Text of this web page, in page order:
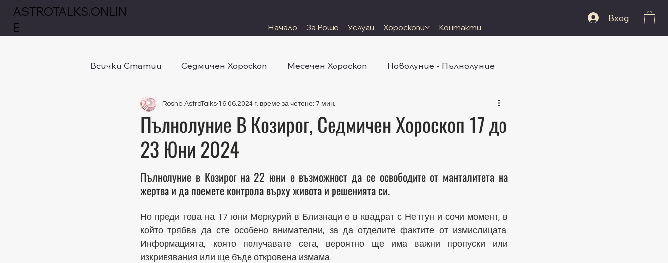
ASTROTALKS.ONLIN
E
Начало За Роше Услуги Хороскопи Контакти
Вход
Всички Статии Седмичен Хороскоп Месечен Хороскоп Новолуние - Пълнолуние
Пълнолуние В Козирог, Седмичен Хороскоп 17 до
23 Юни 2024
Roshe AstroTalks 16.06.2024 г. време за четене: 7 мин.
Пълнолуние в Козирог на 22 юни е възможност да се освободите от манталитета на
жертва и да поемете контрола върху живота и решенията си.
Но преди това на 17 юни Меркурий в Близнаци е в квадрат с Нептун и сочи момент, в
който трябва да сте особено внимателни, за да отделите фактите от измислицата.
Информацията, която получавате сега, вероятно ще има важни пропуски или
изкривявания или ще бъде откровена измама.